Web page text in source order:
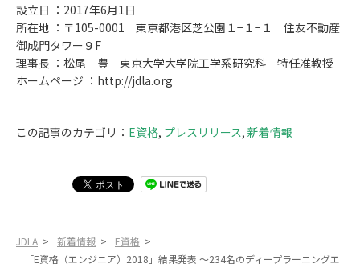
設立日 ：2017年6月1日
所在地 ：〒105-0001 東京都港区芝公園１−１−１ 住友不動産
御成門タワー９F
理事長 ：松尾 豊 東京大学大学院工学系研究科 特任准教授
ホームページ ：http://jdla.org
この記事のカテゴリ： E資格, プレスリリース, 新着情報
JDLA > 新着情報 > E資格 >
「E資格（エンジニア）2018」結果発表 ～234名のディープラーニングエ